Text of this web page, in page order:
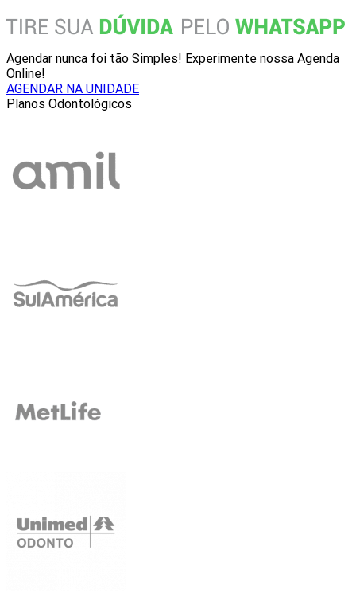
Agendar nunca foi tão Simples! Experimente nossa Agenda
Online!
AGENDAR NA UNIDADE
Planos Odontológicos